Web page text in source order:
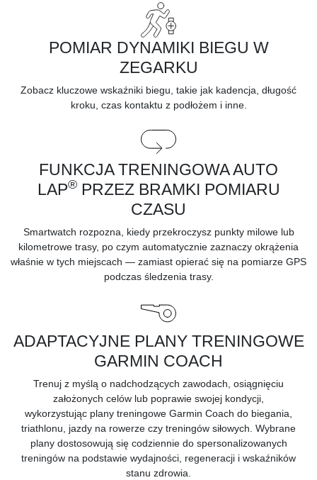
POMIAR DYNAMIKI BIEGU W
ZEGARKU
Zobacz kluczowe wskaźniki biegu, takie jak kadencja, długość
kroku, czas kontaktu z podłożem i inne.
FUNKCJA TRENINGOWA AUTO
LAP® PRZEZ BRAMKI POMIARU
CZASU
Smartwatch rozpozna, kiedy przekroczysz punkty milowe lub
kilometrowe trasy, po czym automatycznie zaznaczy okrążenia
właśnie w tych miejscach — zamiast opierać się na pomiarze GPS
podczas śledzenia trasy.
ADAPTACYJNE PLANY TRENINGOWE
GARMIN COACH
Trenuj z myślą o nadchodzących zawodach, osiągnięciu
założonych celów lub poprawie swojej kondycji,
wykorzystując plany treningowe Garmin Coach do biegania,
triathlonu, jazdy na rowerze czy treningów siłowych. Wybrane
plany dostosowują się codziennie do spersonalizowanych
treningów na podstawie wydajności, regeneracji i wskaźników
stanu zdrowia.